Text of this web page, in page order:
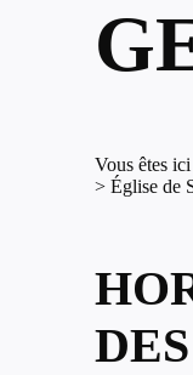
Vous êtes ici
> Église de